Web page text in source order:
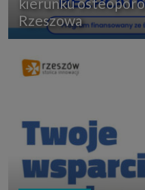
Rzeszowa